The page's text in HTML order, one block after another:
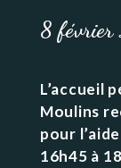
8
L’accueil
Moulins
pour
16h45 à